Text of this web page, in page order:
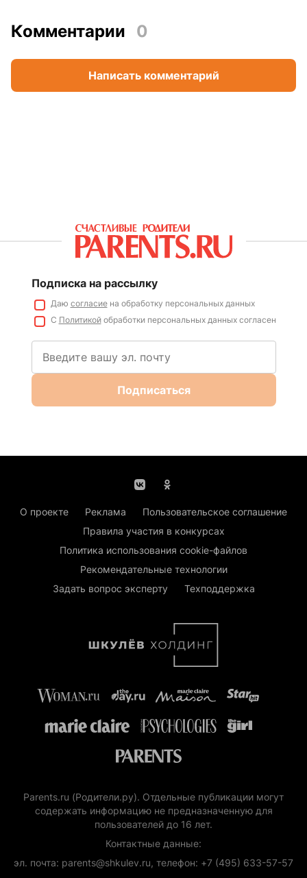
Комментарии 0
Написать комментарий
Подписка на рассылку
Даю согласиена обработку персональных данных
С Политикойобработки персональных данных согласен
Подписаться
О проекте Реклама
Пользовательское соглашение
Правила участия в конкурсах
Политика использования cookie-файлов
Рекомендательные технологии
Задать вопрос эксперту
Техподдержка
Parents.ru (Родители.ру). Отдельные публикации могут
содержать информацию не предназначенную для
пользователей до 16 лет.
Контактные данные:
эл. почта: parents@shkulev.ru, телефон: +7 (495) 633-57-57